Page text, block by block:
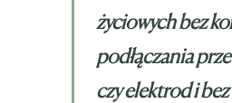
życiowych bez
podłączania
czy elektrod i bez